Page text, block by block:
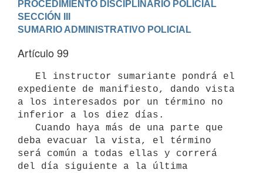
PROCEDIMIENTO DISCIPLINARIO POLICIAL
SECCIÓN III
SUMARIO ADMINISTRATIVO POLICIAL
Artículo 99
expediente de manifiesto, dando vista
a los interesados por un término no
inferior a los diez días.
deba evacuar la vista, el término
será común a todas ellas y correrá
del día siguiente a la última